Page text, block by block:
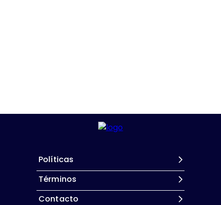
Políticas
Términos
Contacto